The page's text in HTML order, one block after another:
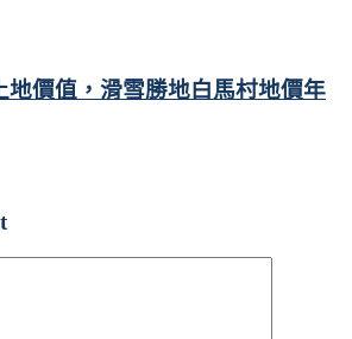
地價值，滑雪勝地白馬村地價年